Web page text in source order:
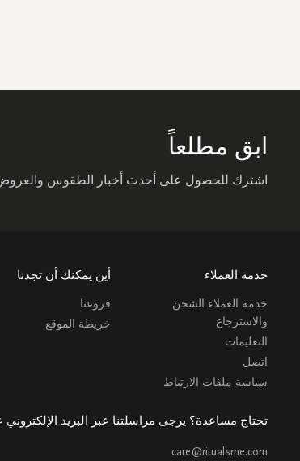
ابق مطلعاً
اشترك للحصول على أحدث أخبار الطقوس
خدمة العملاء
خدمة العملاء الشحن
والاسترجاع
التعليمات
اتصل
سياسة ملفات الارتباط
أين يمكنك أن تجدنا
فروعنا
خريطة الموقع
تحتاج مساعدة؟ يرجى مراسلتنا عبر البريد
care@ritualsme.com